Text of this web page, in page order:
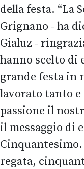
della festa. “La
Grignano - ha
Gialuz -
hanno scelto di
grande festa in
lavorato tanto e
passione il
il messaggio di
regata,